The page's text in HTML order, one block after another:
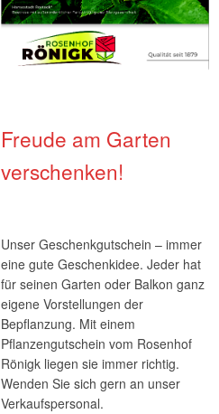
Freude am Garten
verschenken!
Unser Geschenkgutschein – immer
eine gute Geschenkidee. Jeder hat
für seinen Garten oder Balkon ganz
eigene Vorstellungen der
Bepflanzung. Mit einem
Pflanzengutschein vom Rosenhof
Rönigk liegen sie immer richtig.
Wenden Sie sich gern an unser
Verkaufspersonal.